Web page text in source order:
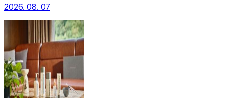
2026. 08. 07